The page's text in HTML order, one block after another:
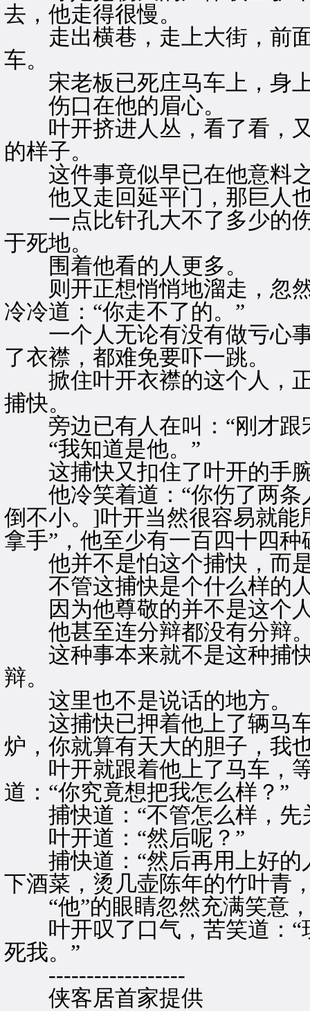
去，他走得很慢。
走出横巷，走上大街，前面
车。
宋老板已死庄马车上，身上
伤口在他的眉心。
叶开挤进人丛，看了看，又
的样子。
这件事竟似早已在他意料
他又走回延平门，那巨人也
一点比针孔大不了多少的伤
于死地。
围着他看的人更多。
则开正想悄悄地溜走，忽然
冷冷道：“你走不了的。”
一个人无论有没有做亏心事
了衣襟，都难免要吓一跳。
掀住叶开衣襟的这个人，正
捕快。
旁边已有人在叫：“刚才跟
“我知道是他。”
这捕快又扣住了叶开的手腕
他冷笑着道：“你伤了两条
倒不小。]叶开当然很容易就能
拿手”，他至少有一百四十四
他并不是怕这个捕快，而
不管这捕快是个什么样的
因为他尊敬的并不是这个人
他甚至连分辩都没有分辩
这种事本来就不是这种捕快
辩。
这里也不是说话的地方。
这捕快已押着他上了辆马车
炉，你就算有天大的胆子，我
叶开就跟着他上了马车，等
道：“你究竟想把我怎么样？”
捕快道：“不管怎么样，先
叶开道：“然后呢？”
捕快道：“然后再用上好的
下酒菜，烫几壶陈年的竹叶青
“他”的眼睛忽然充满笑意，
叶开叹了口气，苦笑道：“
死我。”
------------------
侠客居首家提供